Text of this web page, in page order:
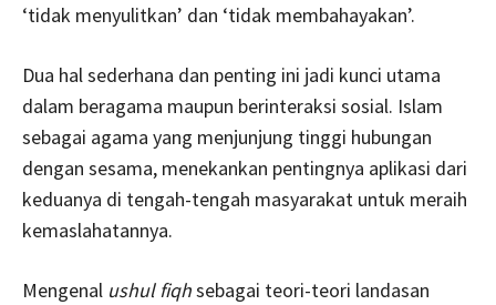
‘tidak menyulitkan’ dan ‘tidak membahayakan’.
Dua hal sederhana dan penting ini jadi kunci utama
dalam beragama maupun berinteraksi sosial. Islam
sebagai agama yang menjunjung tinggi hubungan
dengan sesama, menekankan pentingnya aplikasi dari
keduanya di tengah-tengah masyarakat untuk meraih
kemaslahatannya.
Mengenal ushul fiqhsebagai teori-teori landasan